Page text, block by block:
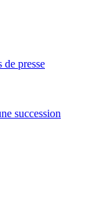
de presse
succession